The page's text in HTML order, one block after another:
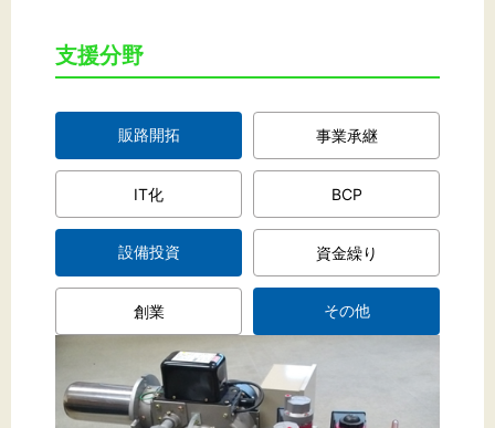
支援分野
販路開拓 事業承継
IT化 BCP
設備投資 資金繰り
創業 その他